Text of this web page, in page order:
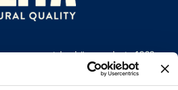
menestyksekäs, vuodesta 1903
kissan- ja koiranruokaa valmistava
Vårgårdasta, Ruotsista. Pidämme